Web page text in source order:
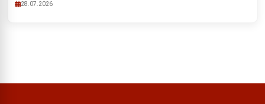
28.07.2026